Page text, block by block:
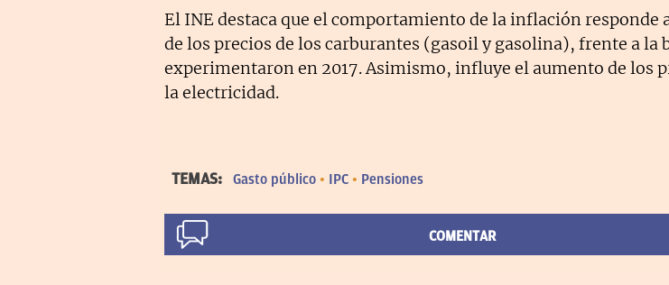
El INE destaca que el comportamiento de la inflación responde
de los precios de los carburantes (gasoil y gasolina), frente a la
experimentaron en 2017. Asimismo, influye el aumento de los
la electricidad.
TEMAS: Gasto público IPC Pensiones
COMENTAR